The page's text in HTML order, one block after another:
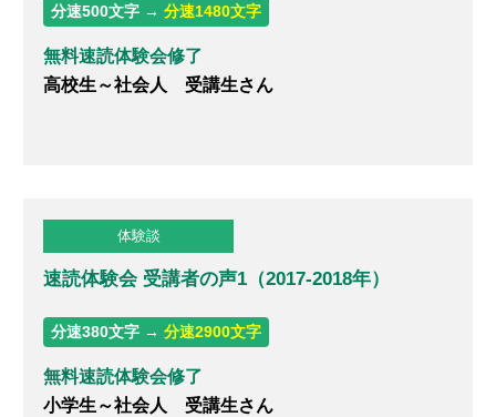
分速500文字 →分速1480文字
無料速読体験会修了
高校生～社会人 受講生さん
体験談
速読体験会 受講者の声1（2017-2018年）
分速380文字 →分速2900文字
無料速読体験会修了
小学生～社会人 受講生さん